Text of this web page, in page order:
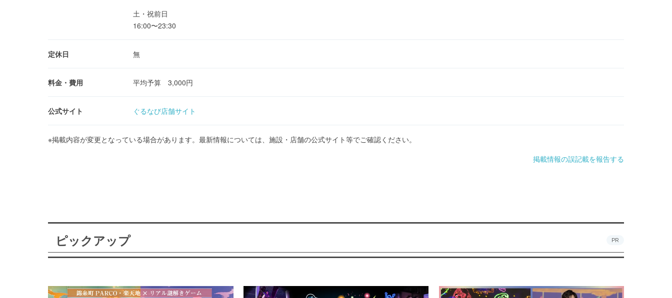
土・祝前日
16:00〜23:30
定休日 無
料金・費用 平均予算 3,000円
公式サイト ぐるなび店舗サイト
※掲載内容が変更となっている場合があります。最新情報については、施設・店舗の公式サイト等でご確認ください。
掲載情報の誤記載を報告する
ピックアップ PR